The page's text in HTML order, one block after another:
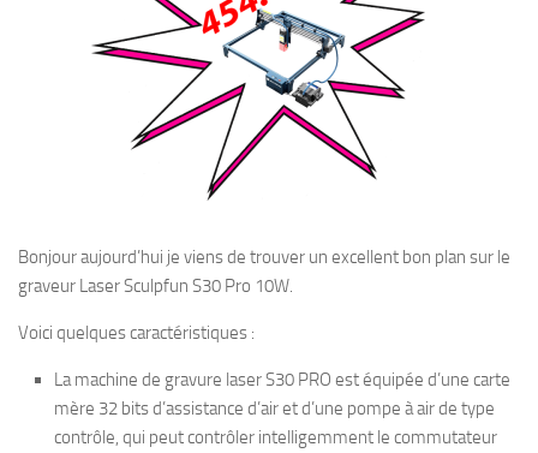
Bonjour aujourd’hui je viens de trouver un excellent bon plan sur le
graveur Laser Sculpfun S30 Pro 10W.
Voici quelques caractéristiques :
La machine de gravure laser S30 PRO est équipée d’une carte
mère 32 bits d’assistance d’air et d’une pompe à air de type
contrôle, qui peut contrôler intelligemment le commutateur